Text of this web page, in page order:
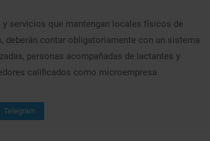
servicios que mantengan locales físicos de
deberán contar obligatoriamente con un sistema
personas acompañadas de lactantes y
calificados como microempresa.​
Telegram